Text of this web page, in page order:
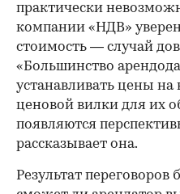
практически
компании «НДВ»
стоимость — случай
«Большинство
устанавливать цены на
ценовой вилки для их
появляются
рассказывает она.
Результат переговоров